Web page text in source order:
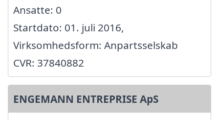
Ansatte: 0
Startdato: 01. juli 2016,
Virksomhedsform: Anpartsselskab
CVR: 37840882
ENGEMANN ENTREPRISE ApS